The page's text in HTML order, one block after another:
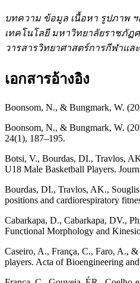
บทความ ข้อมูล เนื้อหา รูปภาพ
เทคโนโลยี มหาวิทยาลัยราชภัฏ
วารสารวิทยาศาสตร์การกีฬาแ
เอกสารอ้างอิง
Boonsom, N., & Bungmark, W.
Boonsom, N., & Bungmark, W.
24(1), 187–195.
Botsi, V., Bourdas, DI., Travlos,
U18 Male Basketball Players.
Bourdas, DI., Travlos, AK.,
positions and cardiorespiratory
Cabarkapa, D., Cabarkapa, DV.,
Functional Morphology and
Caseiro, A., França, C., Faro, A.,
players. Acta of Bioengineering